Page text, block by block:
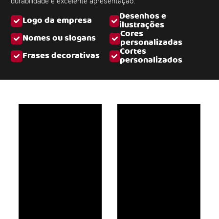
Logo da empresa Desenhos e
ilustrações
Nomes ou slogans
Cores
personalizadas
Frases decorativas
Cortes
personalizados